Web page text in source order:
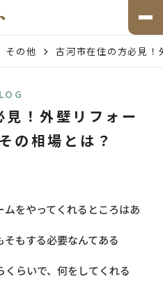
その他 古河市在住の方必見
！外壁リフォー
の相場とは？
ムをやってくれるところはあ
そもする必要なんてある
くらいで、何をしてくれる